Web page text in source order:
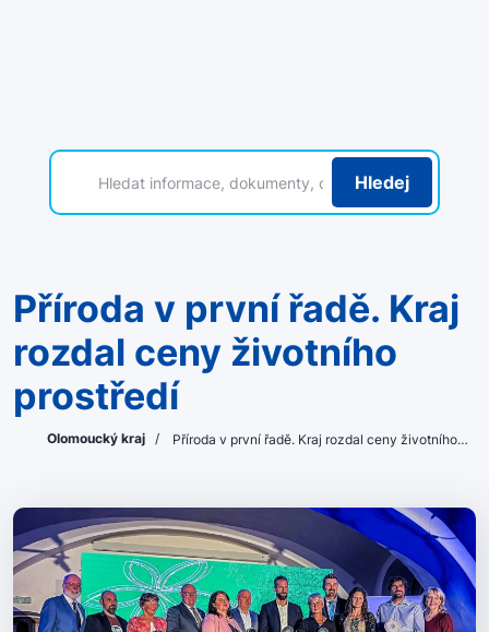
Hledej
Příroda v první řadě. Kraj
rozdal ceny životního
prostředí
Olomoucký kraj / Příroda v první řadě. Kraj rozdal ceny životního…